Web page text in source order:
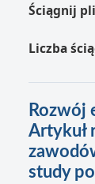
Ściągnij
Liczba
Rozwój
Artykuł
study